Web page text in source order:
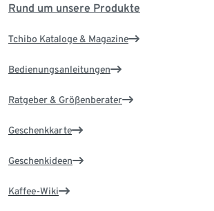
Rund um unsere Produkte
Tchibo Kataloge & Magazine
Bedienungsanleitungen
Ratgeber & Größenberater
Geschenkkarte
Geschenkideen
Kaffee-Wiki